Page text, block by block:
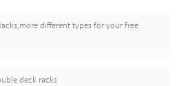
different types for your free
deck racks